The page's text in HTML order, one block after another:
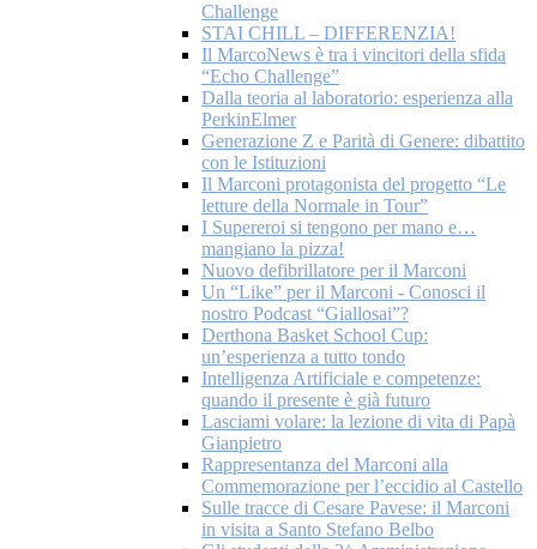
Challenge
STAI CHILL – DIFFERENZIA!
Il MarcoNews è tra i vincitori della sfida
“Echo Challenge”
Dalla teoria al laboratorio: esperienza alla
PerkinElmer
Generazione Z e Parità di Genere: dibattito
con le Istituzioni
Il Marconi protagonista del progetto “Le
letture della Normale in Tour”
I Supereroi si tengono per mano e…
mangiano la pizza!
Nuovo defibrillatore per il Marconi
Un “Like” per il Marconi - Conosci il
nostro Podcast “Giallosai”?
Derthona Basket School Cup:
un’esperienza a tutto tondo
Intelligenza Artificiale e competenze:
quando il presente è già futuro
Lasciami volare: la lezione di vita di Papà
Gianpietro
Rappresentanza del Marconi alla
Commemorazione per l’eccidio al Castello
Sulle tracce di Cesare Pavese: il Marconi
in visita a Santo Stefano Belbo